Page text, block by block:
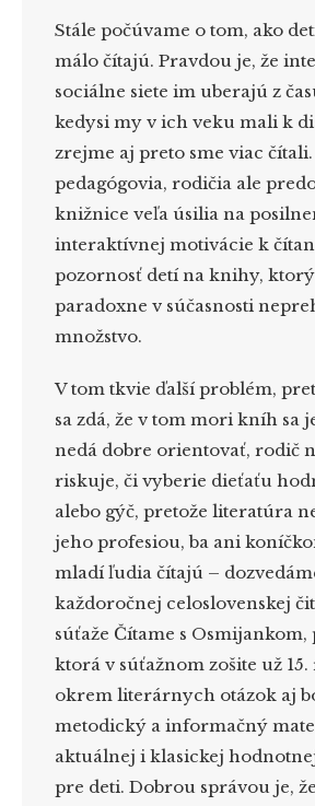
Stále počúvame o tom, ako
málo čítajú. Pravdou je, že
sociálne siete im uberajú z
kedysi my v ich veku mali k
zrejme aj preto sme viac
pedagógovia, rodičia ale
knižnice veľa úsilia na
interaktívnej motivácie k
pozornosť detí na knihy,
paradoxne v súčasnosti
množstvo.
V tom tkvie ďalší problém,
sa zdá, že v tom mori kníh sa
nedá dobre orientovať, rodič
riskuje, či vyberie dieťaťu
alebo gýč, pretože literatúra
jeho profesiou, ba ani
mladí ľudia čítajú –
každoročnej celoslovenskej
súťaže Čítame s Osmijankom,
ktorá v súťažnom zošite už
okrem literárnych otázok aj
metodický a informačný
aktuálnej i klasickej
pre deti. Dobrou správou je,